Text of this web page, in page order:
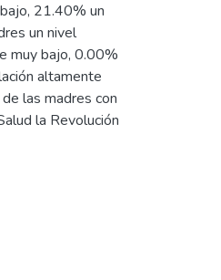
21.40% un
un nivel
muy bajo, 0.00%
altamente
las madres con
la Revolución